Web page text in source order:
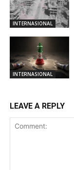
INTERNASIONAL
INTERNASIONAL
LEAVE A REPLY